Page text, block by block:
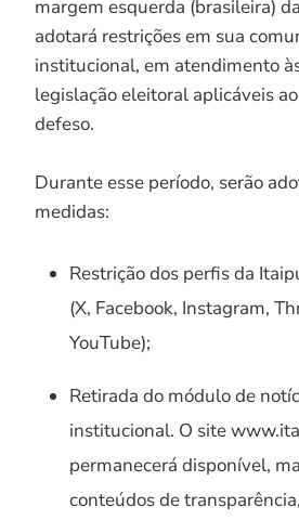
margem esquerda (brasileira)
adotará restrições em sua
institucional, em atendimento
legislação eleitoral aplicáveis
defeso.
Durante esse período, serão
medidas:
Restrição dos perfis da
(X, Facebook, Instagram,
YouTube);
Retirada do módulo de
institucional. O site
permanecerá disponível,
conteúdos de